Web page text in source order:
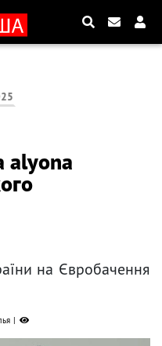
alyona
на Євробачення